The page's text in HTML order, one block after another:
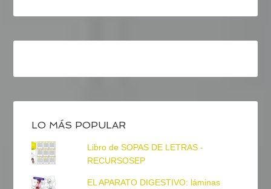
LO MÁS POPULAR
Libro de SOPAS DE LETRAS -
RECURSOSEP
EL APARATO DIGESTIVO: láminas